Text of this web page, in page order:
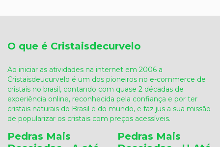
O que é Cristaisdecurvelo
Ao iniciar as atividades na internet em 2006 a
Cristaisdeucurvelo é um dos pioneiros no e-commerce de
cristais no brasil, contando com quase 2 décadas de
experiência online, reconhecida pela confiança e por ter
cristais naturais do Brasil e do mundo, e faz jus a sua missão
de popularizar os cristais com preços acessíveis.
Pedras Mais
Pedras Mais